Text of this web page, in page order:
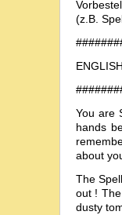
(z.B.
You are
hands
about
The
out !
dusty